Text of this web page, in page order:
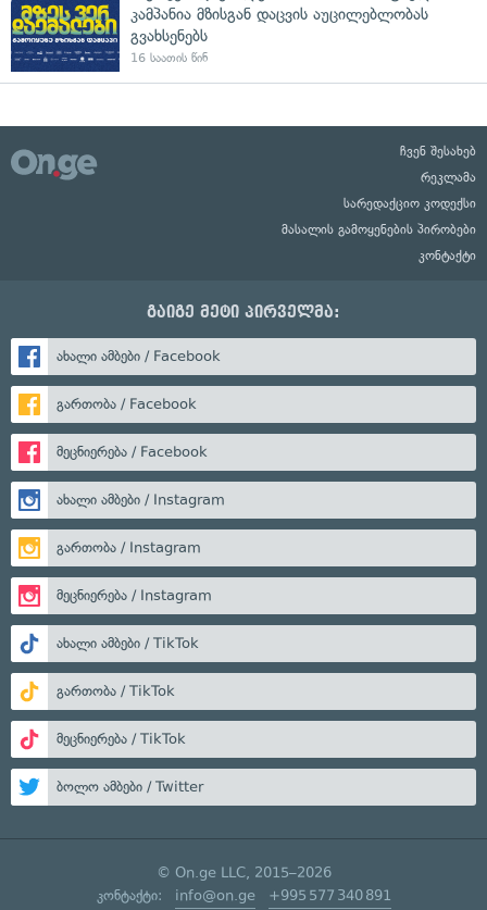
კამპანია მზისგან დაცვის აუცილებლობას
გვახსენებს
16 საათის წინ
ჩვენ შესახებ
რეკლამა
სარედაქციო კოდექსი
მასალის გამოყენების პირობები
კონტაქტი
გაიგე მეტი პირველმა:
ახალი ამბები / Facebook
გართობა / Facebook
მეცნიერება / Facebook
ახალი ამბები / Instagram
გართობა / Instagram
მეცნიერება / Instagram
ახალი ამბები / TikTok
გართობა / TikTok
მეცნიერება / TikTok
ბოლო ამბები / Twitter
© On.ge LLC, 2015–2026
კონტაქტი: info@on.ge +995 577 340 891